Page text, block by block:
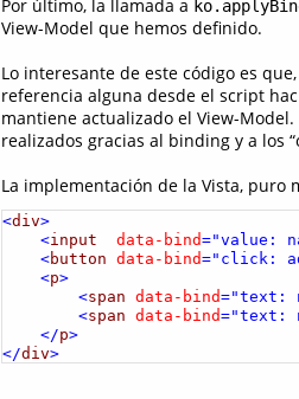
Por último, la llamada a
View-Model que hemos definido.
Lo interesante de este código es
referencia alguna desde el script
mantiene actualizado el View-
realizados gracias al binding y a los
La implementación de la Vista, puro
<div>
<input data-bind="value:
<button data-bind="click:
<p>
<span data-bind="text:
<span data-bind="text:
</p>
</div>